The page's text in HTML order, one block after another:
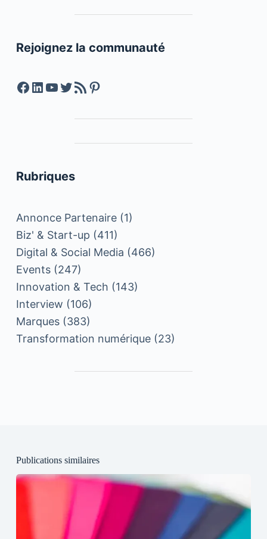
Rejoignez la communauté
Facebook
LinkedIn
YouTube
Twitter
Feed RSSPinterest
Rubriques
Annonce Partenaire(1)
Biz' & Start-up (411)
Digital & Social Media (466)
Events(247)
Innovation & Tech (143)
Interview (106)
Marques(383)
Transformation numérique(23)
Publications similaires